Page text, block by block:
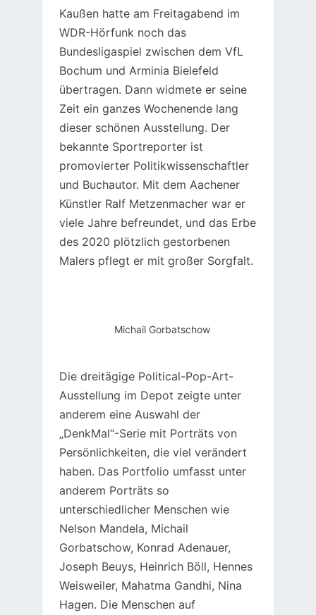
Kaußen hatte am Freitagabend im
WDR-Hörfunk noch das
Bundesligaspiel zwischen dem VfL
Bochum und Arminia Bielefeld
übertragen. Dann widmete er seine
Zeit ein ganzes Wochenende lang
dieser schönen Ausstellung. Der
bekannte Sportreporter ist
promovierter Politikwissenschaftler
und Buchautor. Mit dem Aachener
Künstler Ralf Metzenmacher war er
viele Jahre befreundet, und das Erbe
des 2020 plötzlich gestorbenen
Malers pflegt er mit großer Sorgfalt.
Michail Gorbatschow
Die dreitägige Political-Pop-Art-
Ausstellung im Depot zeigte unter
anderem eine Auswahl der
„DenkMal“-Serie mit Porträts von
Persönlichkeiten, die viel verändert
haben. Das Portfolio umfasst unter
anderem Porträts so
unterschiedlicher Menschen wie
Nelson Mandela, Michail
Gorbatschow, Konrad Adenauer,
Joseph Beuys, Heinrich Böll, Hennes
Weisweiler, Mahatma Gandhi, Nina
Hagen. Die Menschen auf